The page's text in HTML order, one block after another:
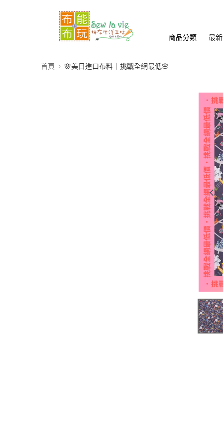
商品分類 最
首頁 🌸美日進口布料｜挑戰全網最低🌸